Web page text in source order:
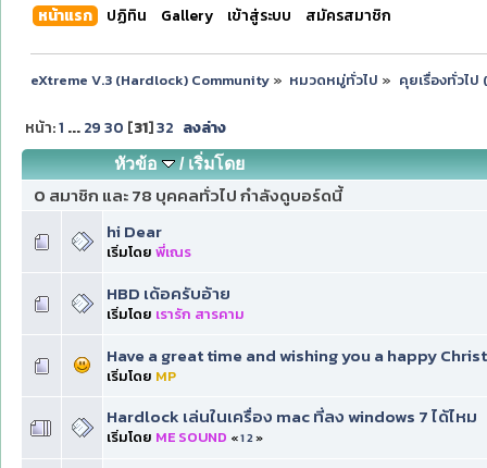
หน้าแรก ปฏิทิน Gallery เข้าสู่ระบบ สมัครสมาชิก
eXtreme V.3 (Hardlock) Community» หมวดหมู่ทั่วไป » คุยเรื่องทั่วไป
หน้า:1 ... 29 30 [31]32 ลงล่าง
หัวข้อ /เริ่มโดย
0 สมาชิก และ 78 บุคคลทั่วไป กำลังดูบอร์ดนี้
hi Dear
เริ่มโดย พี่เณร
HBD เด้อครับอ้าย
เริ่มโดย เรารัก สารคาม
Have a great time and wishing you a happy
เริ่มโดย MP
Hardlock เล่นในเครื่อง mac ที่ลง windows 7 ได้ไหม
เริ่มโดย ME SOUND «12»